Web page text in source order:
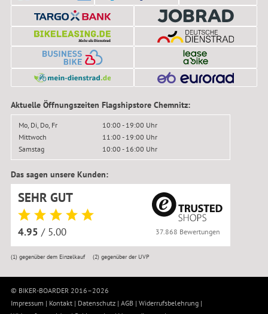
Aktuelle Öffnungszeiten Flagshipstore Chemnitz:
Mo, Di, Do, Fr
10:00 - 19:00 Uhr
Mittwoch
11:00 - 19:00 Uhr
Samstag
10:00 - 16:00 Uhr
Das sagen unsere Kunden:
SEHR GUT
4.95 / 5.00 37.868 Bewertungen
(1)gegenüber dem Einzelkauf (2) gegenüber der UVP
© BIKER-BOARDER 2016–2026
Impressum | Kontakt | Datenschutz | AGB | Widerrufsbelehrung |